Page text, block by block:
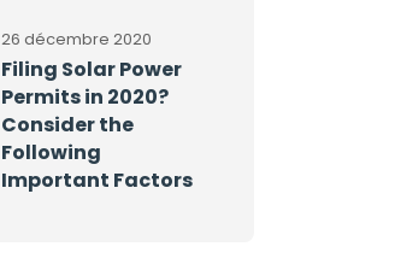
26 décembre 2020
Filing Solar Power
Permits in 2020?
Consider the
Following
Important Factors